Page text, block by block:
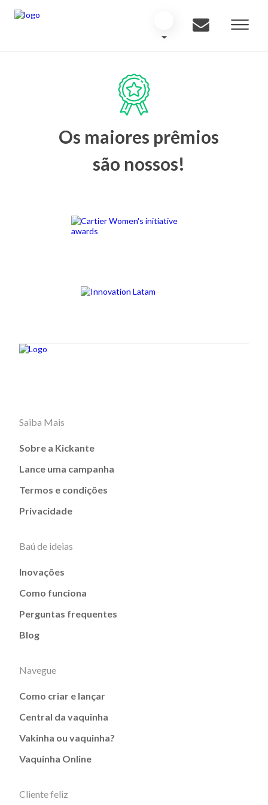
Os maiores prêmios
são nossos!
Saiba Mais
Sobre a Kickante
Lance uma campanha
Termos e condições
Privacidade
Baú de ideias
Inovações
Como funciona
Perguntas frequentes
Blog
Navegue
Como criar e lançar
Central da vaquinha
Vakinha ou vaquinha?
Vaquinha Online
Cliente feliz